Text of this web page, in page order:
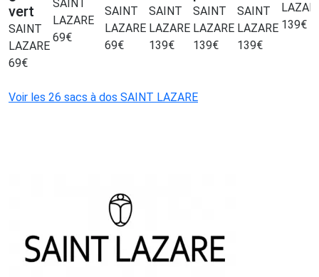
vert
SAINT
LAZARE
69€
SAINT
LAZARE
69€
SAINT
LAZARE
69€
SAINT
LAZARE
139€
SAINT
LAZARE
139€
SAINT
LAZARE
139€
139€
Voir les 26 sacs à dos SAINT LAZARE